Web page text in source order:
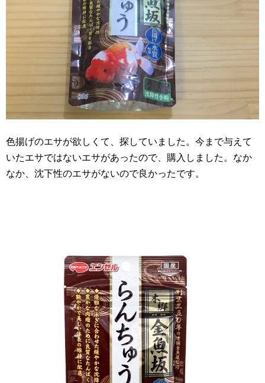
色揚げのエサが欲しくて、探していました。今まで与えて
いたエサではないエサがあったので、購入しました。なか
なか、沈下性のエサがないので良かったです。